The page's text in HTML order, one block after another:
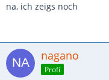
na, ich zeigs noch
nagano
Profi